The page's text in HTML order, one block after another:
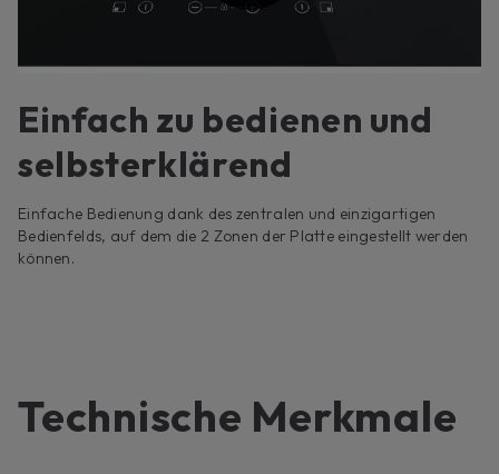
Einfach zu bedienen und
selbsterklärend
Einfache Bedienung dank des zentralen und einzigartigen
Bedienfelds, auf dem die 2 Zonen der Platte eingestellt werden
können.
Technische Merkmale